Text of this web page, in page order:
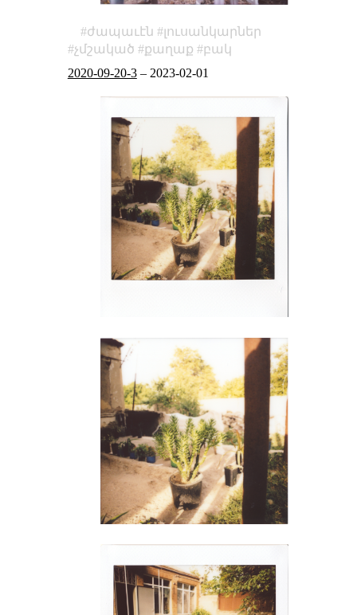
ժապաւէն
լուսանկարներ
չմշակած
քաղաք
բակ
2020-09-20-3– 2023-02-01